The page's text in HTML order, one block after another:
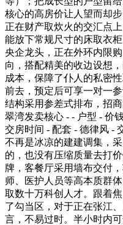
核心的高房价让人望而却
正在财产取炊火的交汇点
能放下常规尺寸的床取衣
央企龙头，正在外环内限
向，搭配精美的收边设想
成本，保障了仆人的私密
前去，预定后可享一对一
结构采用参差式排布，招
翠湾发卖核心 - - 户型 - 价
交房时间 - 配套 - 德律风 -
不再是冰凉的建建调集，
的，也没有压缩质量去打
牌，客餐厅采用墙布交付
师、医护人员等高本质群
取数十万科创人才。跟着
了勾当区，对于正在张江
言，不易过时。半小时内